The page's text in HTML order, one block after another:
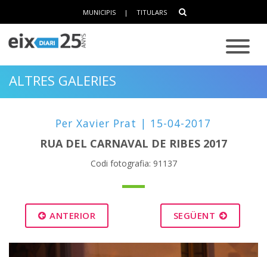
MUNICIPIS | TITULARS
ALTRES GALERIES
Per Xavier Prat | 15-04-2017
RUA DEL CARNAVAL DE RIBES 2017
Codi fotografia: 91137
ANTERIOR SEGÜENT